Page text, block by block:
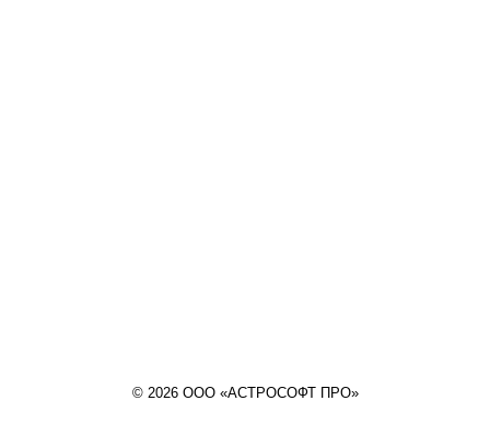
© 2026 ООО «АСТРОСОФТ ПРО»